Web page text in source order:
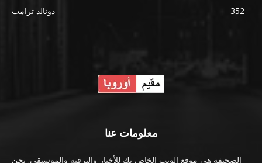
دونالد ترامب
352
معلومات عنا
الصحيفة هي موقع الويب الخاص بك للأخبار والترفيه والموسيقى. نحن